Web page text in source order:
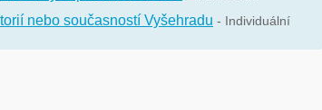
nebo současností Vyšehradu - Individuální